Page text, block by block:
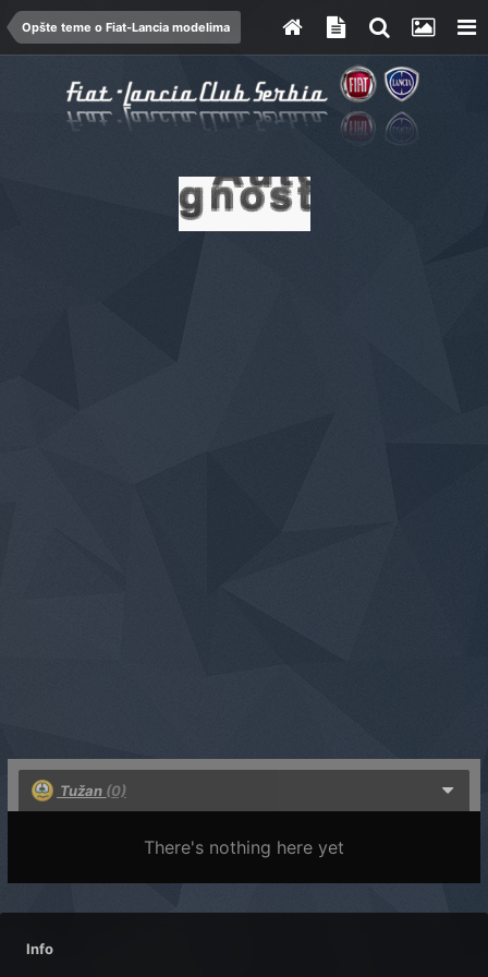
Opšte teme o Fiat-Lancia modelima
Tužan (0)
There's nothing here yet
Info